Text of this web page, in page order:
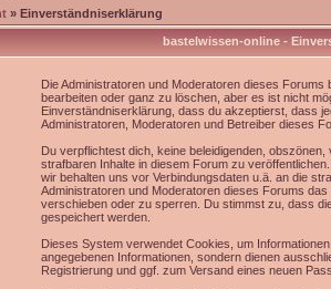
» Einverständniserklärung
bastelwissen-online -
Die Administratoren und Moderatoren dieses
bearbeiten oder ganz zu löschen, aber es ist nicht
Einverständniserklärung, dass du akzeptierst, dass
Administratoren, Moderatoren und Betreiber dieses
Du verpflichtest dich, keine beleidigenden,
strafbaren Inhalte in diesem Forum zu
wir behalten uns vor Verbindungsdaten u.ä. an die
Administratoren und Moderatoren dieses Forums
verschieben oder zu sperren. Du stimmst zu, dass
gespeichert werden.
Dieses System verwendet Cookies, um
angegebenen Informationen, sondern dienen
Registrierung und ggf. zum Versand eines neuen